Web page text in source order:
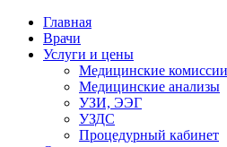
Главная
Врачи
Услуги и цены
Медицинские комиссии
Медицинские анализы
УЗИ, ЭЭГ
УЗДС
Процедурный кабинет